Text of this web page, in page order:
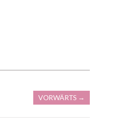
VORWÄRTS →